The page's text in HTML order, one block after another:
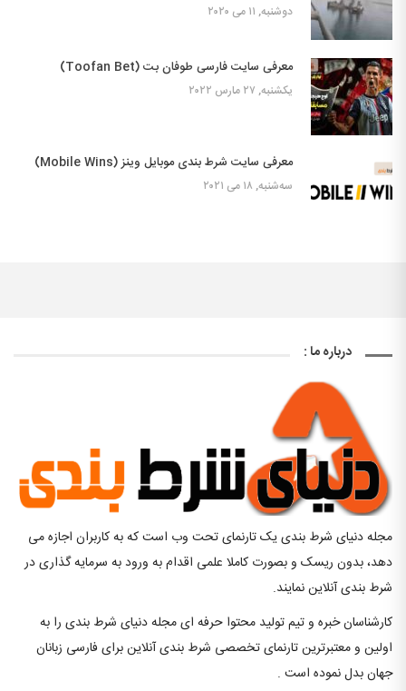
دوشنبه, ۱۱ می ۲۰۲۰
معرفی سایت فارسی طوفان بت (Toofan Bet)
یکشنبه, ۲۷ مارس ۲۰۲۲
معرفی سایت شرط بندی موبایل وینز (Mobile Wins)
سه‌شنبه, ۱۸ می ۲۰۲۱
درباره ما :
مجله دنیای شرط بندی یک تارنمای تحت وب است که به کاربران اجازه می
دهد، بدون ریسک و بصورت کاملا علمی اقدام به ورود به سرمایه گذاری در
شرط بندی آنلاین نمایند.
کارشناسان خبره و تیم تولید محتوا حرفه ای مجله دنیای شرط بندی را به
اولین و معتبرترین تارنمای تخصصی شرط بندی آنلاین برای فارسی زبانان
جهان بدل نموده است .